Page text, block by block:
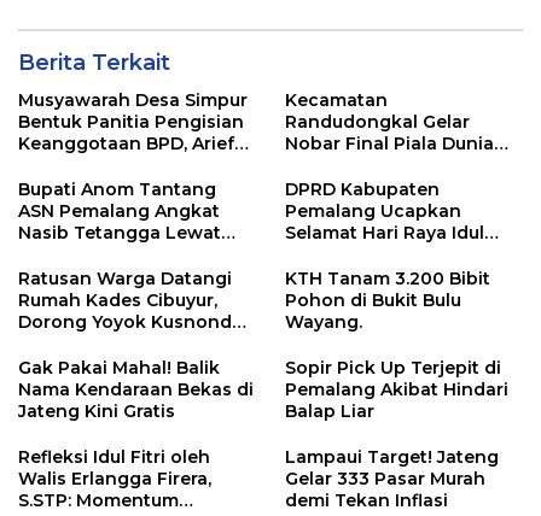
Berita Terkait
Musyawarah Desa Simpur
Bentuk Panitia Pengisian
Keanggotaan BPD, Arief
Sebagai Ketua
Kecamatan
Randudongkal Gelar
Nobar Final Piala Dunia
Ramaikan Acara
Bupati Anom Tantang
ASN Pemalang Angkat
Nasib Tetangga Lewat
DPRD Kabupaten
Pemalang Ucapkan
Selamat Hari Raya Idul
Ratusan Warga Datangi
Rumah Kades Cibuyur,
Dorong Yoyok Kusnondo
KTH Tanam 3.200 Bibit
Pohon di Bukit Bulu
Wayang.
Gak Pakai Mahal! Balik
Nama Kendaraan Bekas di
Jateng Kini Gratis
Sopir Pick Up Terjepit di
Pemalang Akibat Hindari
Balap Liar
Refleksi Idul Fitri oleh
Walis Erlangga Firera,
S.STP: Momentum
Lampaui Target! Jateng
Gelar 333 Pasar Murah
demi Tekan Inflasi